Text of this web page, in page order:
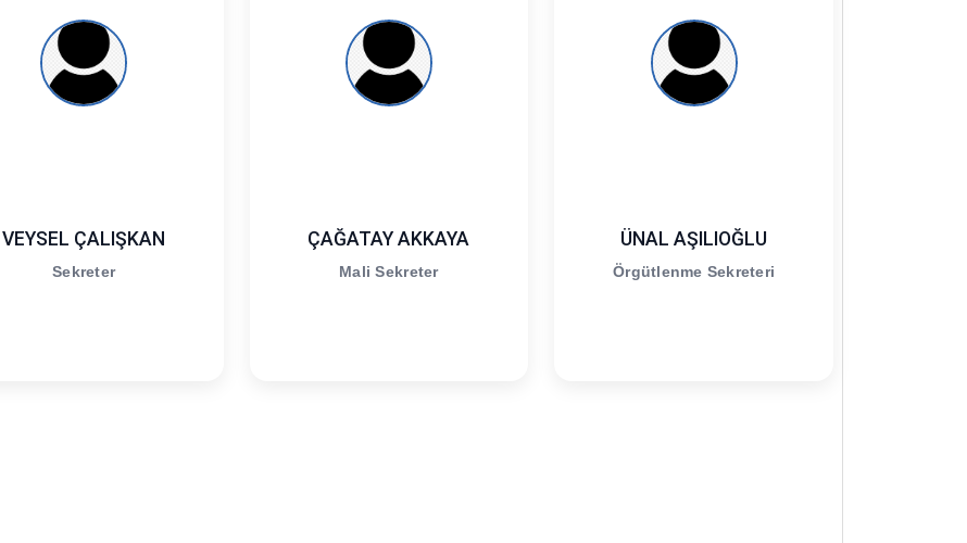
VEYSEL ÇALIŞKAN
Sekreter
ÇAĞATAY AKKAYA
Mali Sekreter
ÜNAL AŞILIOĞLU
Örgütlenme Sekreteri